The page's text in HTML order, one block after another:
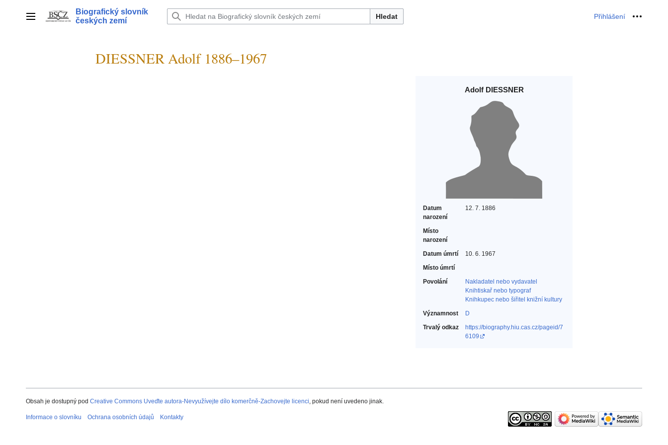
Hlavní menu
Biografický slovník
českých zemí
Hledat Přihlášení Osobní
DIESSNER Adolf 1886–1967
Adolf DIESSNER
Datum
narození
12. 7. 1886
Místo
narození
Datum úmrtí
10. 6. 1967
Místo úmrtí
Povolání
Nakladatel nebo vydavatel‎
Knihtiskař nebo typograf‎
Knihkupec nebo šiřitel knižní kultury‎
Významnost
D
Trvalý odkaz
https://biography.hiu.cas.cz/pageid/7
6109
Obsah je dostupný pod Creative Commons Uveďte autora-Nevyužívejte dílo komerčně-Zachovejte licenci, pokud není uvedeno jinak.
Informace o slovníku Ochrana osobních údajů Kontakty